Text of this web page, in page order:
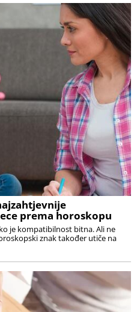
prema horoskopu
je kompatibilnost bitna. Ali ne
znak također utiče na